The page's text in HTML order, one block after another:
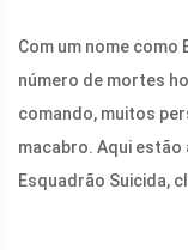
Com um nome como
número de mortes
comando, muitos
macabro. Aqui estão
Esquadrão Suicida,